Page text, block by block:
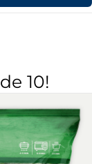
10!